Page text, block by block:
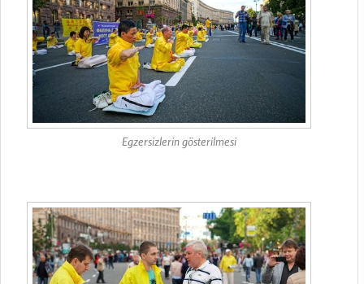
Egzersizlerin gösterilmesi